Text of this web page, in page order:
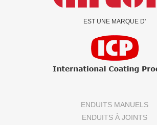
EST UNE MARQUE D'
ENDUITS MANUELS
ENDUITS À JOINTS